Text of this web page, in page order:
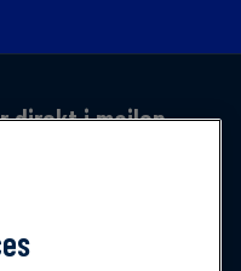
direkt i mailen
av de senaste
innovationerna och